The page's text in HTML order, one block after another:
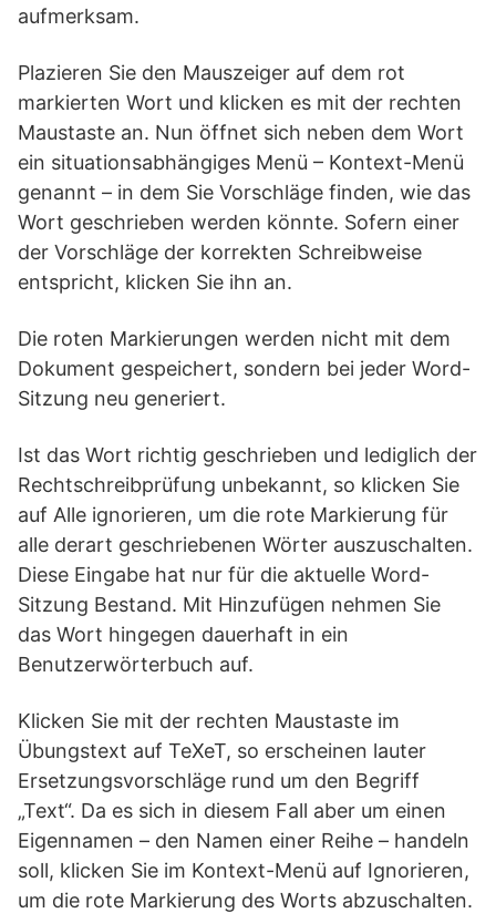
aufmerksam.
Plazieren Sie den Mauszeiger auf dem rot
markierten Wort und klicken es mit der rechten
Maustaste an. Nun öffnet sich neben dem Wort
ein situationsabhängiges Menü – Kontext-Menü
genannt – in dem Sie Vorschläge finden, wie das
Wort geschrieben werden könnte. Sofern einer
der Vorschläge der korrekten Schreibweise
entspricht, klicken Sie ihn an.
Die roten Markierungen werden nicht mit dem
Dokument gespeichert, sondern bei jeder Word-
Sitzung neu generiert.
Ist das Wort richtig geschrieben und lediglich der
Rechtschreibprüfung unbekannt, so klicken Sie
auf Alle ignorieren, um die rote Markierung für
alle derart geschriebenen Wörter auszuschalten.
Diese Eingabe hat nur für die aktuelle Word-
Sitzung Bestand. Mit Hinzufügen nehmen Sie
das Wort hingegen dauerhaft in ein
Benutzerwörterbuch auf.
Klicken Sie mit der rechten Maustaste im
Übungstext auf TeXeT, so erscheinen lauter
Ersetzungsvorschläge rund um den Begriff
„Text“. Da es sich in diesem Fall aber um einen
Eigennamen – den Namen einer Reihe – handeln
soll, klicken Sie im Kontext-Menü auf Ignorieren,
um die rote Markierung des Worts abzuschalten.